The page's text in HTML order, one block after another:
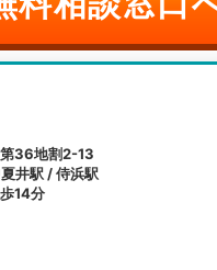
36地割2-13
井駅 / 侍浜駅
14分